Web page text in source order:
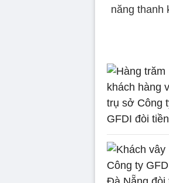
năng thanh